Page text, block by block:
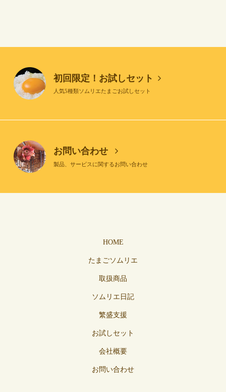
初回限定！お試しセット
人気5種類ソムリエたまごお試しセット
お問い合わせ
製品、サービスに関するお問い合わせ
HOME
たまごソムリエ
取扱商品
ソムリエ日記
繁盛支援
お試しセット
会社概要
お問い合わせ